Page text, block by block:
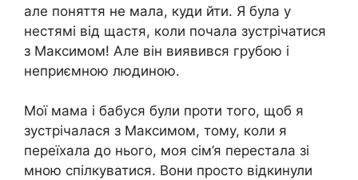
але поняття не мала, куди йти. Я була у
нестямі від щастя, коли почала зустрічатися
з Максимом! Але він виявився грубою і
неприємною людиною.
Мої мама і бабуся були проти того, щоб я
зустрічалася з Максимом, тому, коли я
переїхала до нього, моя сім’я перестала зі
мною спілкуватися. Вони просто відкинули